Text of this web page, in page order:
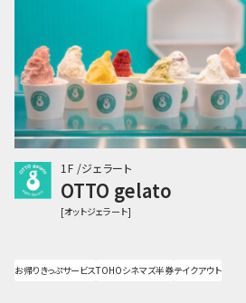
1F ジェラート
OTTO gelato
[オットジェラート]
お帰りきっぷサービスTOHOシネマズ半券テイクアウト